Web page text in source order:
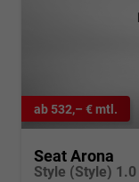
ab 532,– € mtl.
Seat Arona